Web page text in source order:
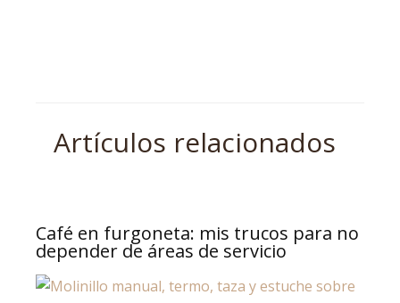
Artículos relacionados
Café en furgoneta: mis trucos para no
depender de áreas de servicio